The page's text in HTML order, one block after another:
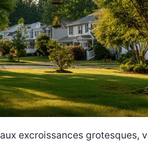
aux excroissances grotesques,